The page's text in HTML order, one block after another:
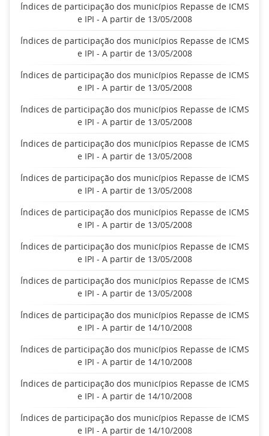
Índices de participação dos municípios Repasse de ICMS
e IPI - A partir de 13/05/2008
Índices de participação dos municípios Repasse de ICMS
e IPI - A partir de 13/05/2008
Índices de participação dos municípios Repasse de ICMS
e IPI - A partir de 13/05/2008
Índices de participação dos municípios Repasse de ICMS
e IPI - A partir de 13/05/2008
Índices de participação dos municípios Repasse de ICMS
e IPI - A partir de 13/05/2008
Índices de participação dos municípios Repasse de ICMS
e IPI - A partir de 13/05/2008
Índices de participação dos municípios Repasse de ICMS
e IPI - A partir de 13/05/2008
Índices de participação dos municípios Repasse de ICMS
e IPI - A partir de 13/05/2008
Índices de participação dos municípios Repasse de ICMS
e IPI - A partir de 13/05/2008
Índices de participação dos municípios Repasse de ICMS
e IPI - A partir de 14/10/2008
Índices de participação dos municípios Repasse de ICMS
e IPI - A partir de 14/10/2008
Índices de participação dos municípios Repasse de ICMS
e IPI - A partir de 14/10/2008
Índices de participação dos municípios Repasse de ICMS
e IPI - A partir de 14/10/2008